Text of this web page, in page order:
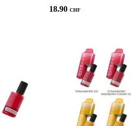
18.90 CHF